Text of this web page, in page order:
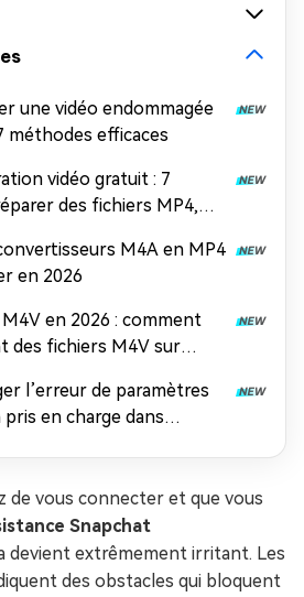
une vidéo endommagée
méthodes efficaces
vidéo gratuit : 7
des fichiers MP4,
M4A en MP4
en 2026
en 2026 : comment
des fichiers M4V sur
l’erreur de paramètres
pris en charge dans
de vous connecter et que vous
Snapchat
devient extrêmement irritant. Les
des obstacles qui bloquent